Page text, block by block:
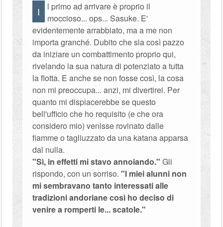
I
l primo ad arrivare è proprio il
moccioso... ops... Sasuke. E'
evidentemente arrabbiato, ma a me non
importa granché. Dubito che sia così pazzo
da iniziare un combattimento proprio qui,
rivelando la sua natura di potenziato a tutta
la flotta. E anche se non fosse così, la cosa
non mi preoccupa... anzi, mi divertirei. Per
quanto mi dispiacerebbe se questo
bell'ufficio che ho requisito (e che ora
considero mio) venisse rovinato dalle
fiamme o tagliuzzato da una katana apparsa
dal nulla.
"Sì, in effetti mi stavo annoiando." Gli
rispondo, con un sorriso."I miei alunni non
mi sembravano tanto interessati alle
tradizioni andoriane così ho deciso di
venire a romperti le... scatole."